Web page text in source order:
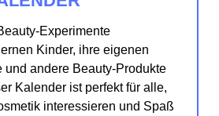
Experimente
Kinder, ihre eigenen
und andere Beauty-Produkte
Kalender ist perfekt für alle,
interessieren und Spaß